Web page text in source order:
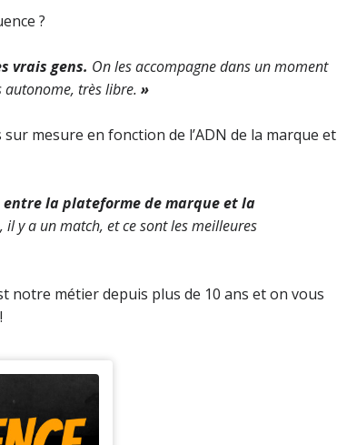
?
vrais gens. On les accompagne dans un moment
autonome, très libre. »
mesure en fonction de l’ADN de la marque et
la plateforme de marque et la
y a un match, et ce sont les meilleures
notre métier depuis plus de 10 ans et on vous
!